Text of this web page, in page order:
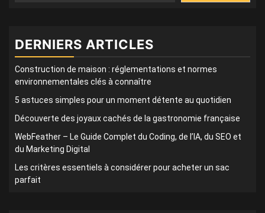
DERNIERS ARTICLES
Construction de maison : réglementations et normes
environnementales clés à connaître
5 astuces simples pour un moment détente au quotidien
Découverte des joyaux cachés de la gastronomie française
WebFeather – Le Guide Complet du Coding, de l’IA, du SEO et
du Marketing Digital
Les critères essentiels à considérer pour acheter un sac
parfait